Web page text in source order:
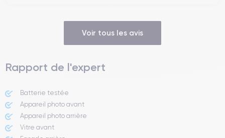
Voir tous les avis
Rapport de l'expert
Batterie testée
Appareil photo avant
Appareil photo arrière ​
Vitre avant ​